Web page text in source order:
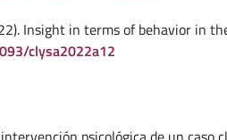
Insight in terms of behavior in
clysa2022a12